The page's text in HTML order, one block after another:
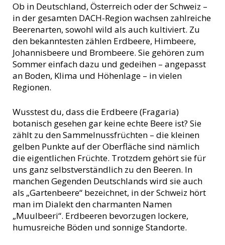
Ob in Deutschland, Österreich oder der Schweiz –
in der gesamten DACH-Region wachsen zahlreiche
Beerenarten, sowohl wild als auch kultiviert. Zu
den bekanntesten zählen Erdbeere, Himbeere,
Johannisbeere und Brombeere. Sie gehören zum
Sommer einfach dazu und gedeihen – angepasst
an Boden, Klima und Höhenlage – in vielen
Regionen.
Wusstest du, dass die Erdbeere (Fragaria)
botanisch gesehen gar keine echte Beere ist? Sie
zählt zu den Sammelnussfrüchten – die kleinen
gelben Punkte auf der Oberfläche sind nämlich
die eigentlichen Früchte. Trotzdem gehört sie für
uns ganz selbstverständlich zu den Beeren. In
manchen Gegenden Deutschlands wird sie auch
als „Gartenbeere“ bezeichnet, in der Schweiz hört
man im Dialekt den charmanten Namen
„Muulbeeri“. Erdbeeren bevorzugen lockere,
humusreiche Böden und sonnige Standorte.